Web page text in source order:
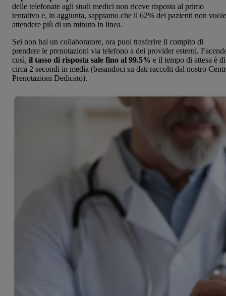
delle telefonate agli studi medici non riceve risposta al primo
tentativo e, in aggiunta, sappiamo che il 62% dei pazienti non vuole
attendere più di un minuto in linea.
Sei non hai un collaboratore, ora puoi trasferire il compito di
prendere le prenotazioni via telefono a dei provider esterni.
così, il tasso di risposta sale fino al 99.5% e il tempo di attesa è di
circa 2 secondi in media (basandoci su dati raccolti dal nostro
Prenotazioni Dedicato).